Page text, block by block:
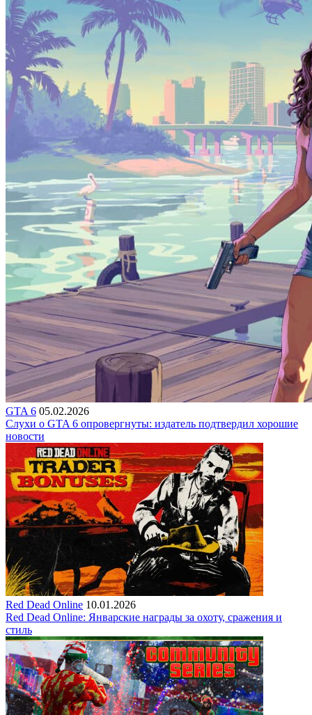
GTA 6 05.02.2026
Слухи о GTA 6 опровергнуты: издатель подтвердил хорошие
новости
Red Dead Online 10.01.2026
Red Dead Online: Январские награды за охоту, сражения и
стиль